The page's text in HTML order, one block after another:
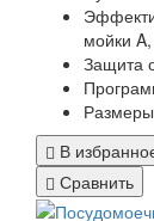
мойки
Защита
В
Сравнить